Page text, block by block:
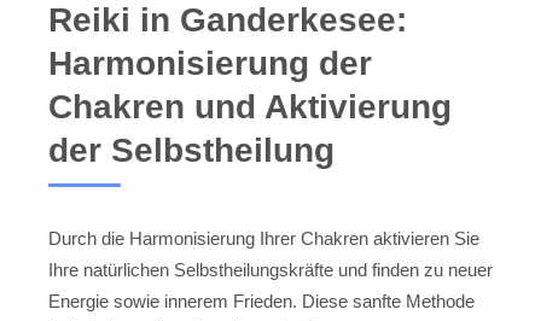
Reiki in Ganderkesee:
Harmonisierung der
Chakren und Aktivierung
der Selbstheilung
Durch die Harmonisierung Ihrer Chakren aktivieren Sie
Ihre natürlichen Selbstheilungskräfte und finden zu neuer
Energie sowie innerem Frieden. Diese sanfte Methode